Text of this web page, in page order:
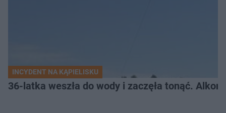
INCYDENT NA KĄPIELISKU
36-latka weszła do wody i zaczęła tonąć.